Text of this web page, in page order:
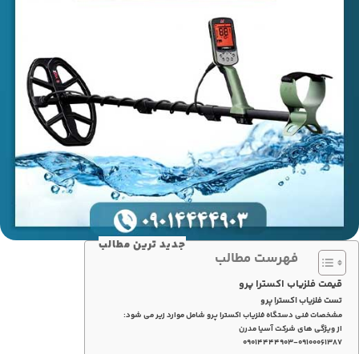
جدید ترین مطالب
فهرست مطالب
قیمت فلزیاب اکسترا پرو
تست فلزیاب اکسترا پرو
مشخصات فنی دستگاه فلزیاب اکسترا پرو شامل موارد زیر می شود:
از ویژگی های شرکت آسیا مدرن
۰۹۰۱۴۴۴۴۹۰۳-۰۹۱۰۰۰۶۱۳۸۷